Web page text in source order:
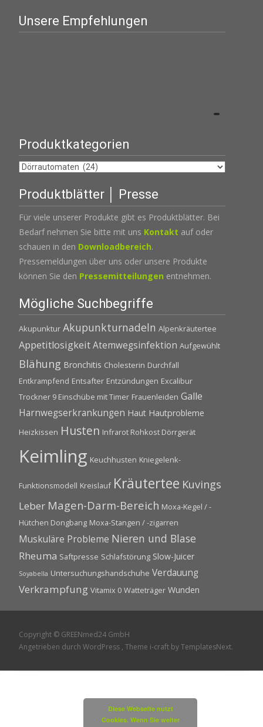
Unsere Empfehlungen
Produktkategorien
Produktblätter │ Presse
Für viele unserer Produkte gibt es Produktblätter. Bei
Bedarf nehmen Sie bitte mit uns Kontakt auf oder
schauen in den Downloadbereich.
Pressemeldungen über uns oder unsere Produkte
können Sie den Pressemitteilungen entnehmen.
Mögliche Suchbegriffe
Akupunktur Akupunkturnadeln Alpenkräutertee
AppetitlosigkeitAtemwegsinfektion Aufgewühlt
Blähung Bronchitis Cholesterin Durchfall
Entkrampfend Entsafter Entzündungen Excalibur
Trockner 9 Einschübe mit Timer Frauenleiden Galle
Harnwegserkrankungen Haut Hautprobleme
Heizkissen Husten Infrarot Rohkost Dörrgerät
Keimling Keuchhusten Kniegelenk-
Funktionsmodell Kreislauf Kräutertee Kuvings
Leber Magen-Darm-Bereich Moxa-Kegel / -
Hütchen Dongbang Moxa-Stangen / -zigarren
Muskuläre Probleme Nieren und Blase
Rheuma Saftpresse Schlafstörung Slow-Juicer
Soyabella Untersuchungshandschuhe Verdauung
Verkrampfung Vitamix 0 Watteträger Wunden
Copyright © GREENmed24 GmbH
Angetrieben durch WordPress , Theme i-craft by TemplatesNext.
Diese Webseite nutzt
Cookies. Wenn Sie weiter